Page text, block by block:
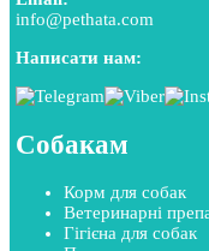
info@pethata.com
Написати нам:
Собакам
Корм для собак
Ветеринарні
Гігієна для собак